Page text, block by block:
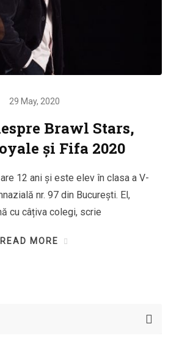
29 May, 2020
Brawl Stars,
și Fifa 2020
12 ani și este elev în clasa a V-
nr. 97 din București. El,
cu câțiva colegi, scrie
READ MORE